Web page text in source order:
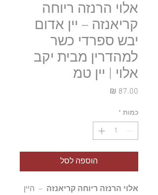
אלוי הרנזה ריוחה
קריאנזה – יין אדום
יבש ספרדי כשר
למהדרין מבית יקב
אלוי | יין טמ
כמות *
הוספה לסל
אלוי הרנזה ריוחה קריאנזה – היין